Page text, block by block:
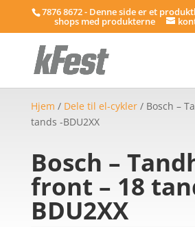
7876 8672 - Denne side er et
shops med produkterne
Hjem / Dele til el-cykler/ Bosch –
tands -BDU2XX
Bosch –
front – 18
BDU2XX